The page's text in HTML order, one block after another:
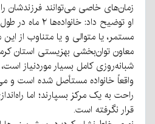
زمان‌های خاصی می‌توانند فرزندشان
او توضیح داد:
مستمر، یا متوالی و یا متناوب از این
معاون توان‌بخشی بهزیستی استان
شبانه‌روزی کامل بسیار موردنیاز
واقعاً خانواده مستأصل شده است و
راحت به یک مرکز بسپارند؛ اما
قرار نگرفته است.